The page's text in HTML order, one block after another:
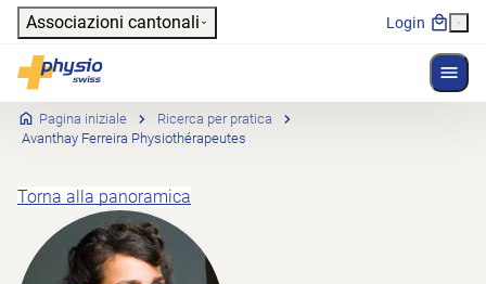
Header
Associazioni cantonali Login
Physioswiss
Navigazione principale
Pagina iniziale
Ricerca per pratica
Avanthay Ferreira Physiothérapeutes
Torna alla panoramica